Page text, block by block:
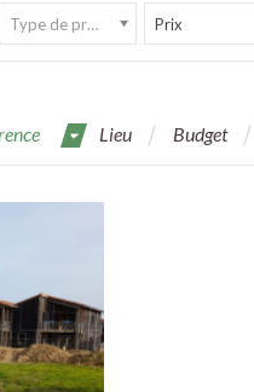
Type de propriété Prix
Lieu Budget